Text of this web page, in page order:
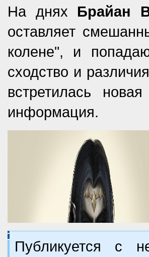
На днях Брайан
оставляет
колене", и
сходство и
встретилась
информация.
Публикуется с